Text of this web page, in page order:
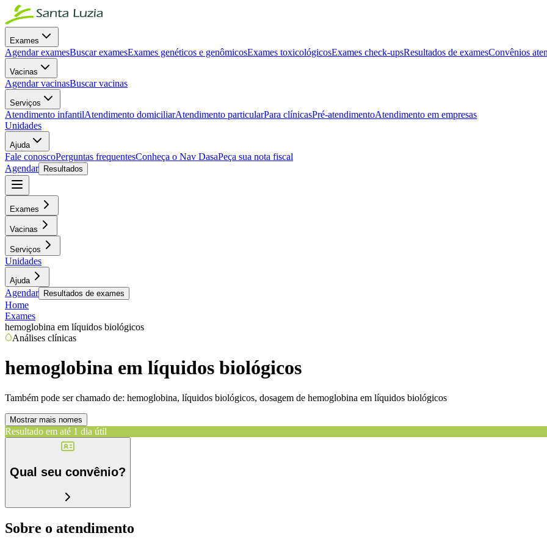
Exames
Agendar examesBuscar examesExames genéticos e genômicosExames toxicológicosExames check-upsResultados de examesConvênios
Vacinas
Agendar vacinasBuscar vacinas
Serviços
Atendimento infantilAtendimento domiciliarAtendimento particularPara clínicasPré-atendimentoAtendimento em empresas
Unidades
Ajuda
Fale conoscoPerguntas frequentesConheça o Nav DasaPeça sua nota fiscal
Agendar
Resultados
Exames
Vacinas
Serviços
Unidades
Ajuda
Agendar Resultados de exames
Home
Exames
hemoglobina em líquidos biológicos
Análises clínicas
hemoglobina em líquidos biológicos
Também pode ser chamado de: hemoglobina, líquidos biológicos, dosagem de hemoglobina em líquidos biológicos
Mostrar mais nomes
Resultado em até 1 dia útil
Qual seu convênio?
Sobre o atendimento